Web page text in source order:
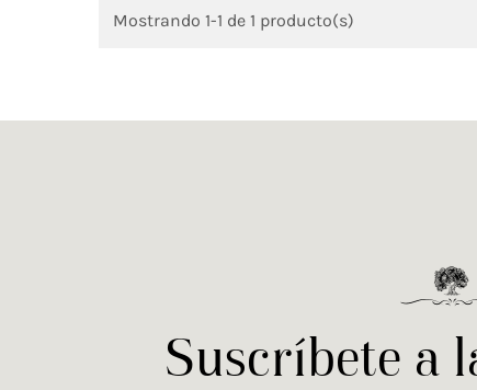
Mostrando 1-1 de 1 producto(s)
Suscríbete a